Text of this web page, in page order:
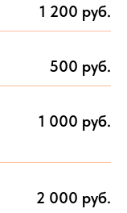
1 200 руб.
500 руб.
1 000 руб.
2 000 руб.